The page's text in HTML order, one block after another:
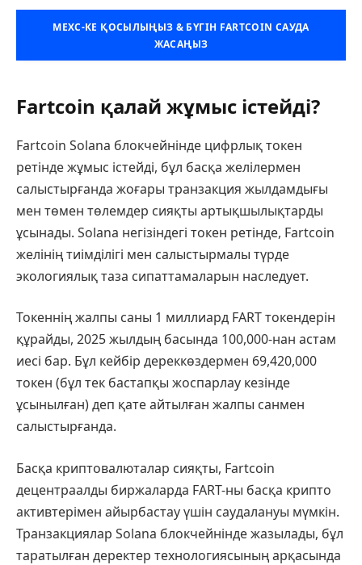
MEXC-КЕ ҚОСЫЛЫҢЫЗ & БҮГІН FARTCOIN САУДА
ЖАСАҢЫЗ
Fartcoin қалай жұмыс істейді?
Fartcoin Solana блокчейнінде цифрлық токен
ретінде жұмыс істейді, бұл басқа желілермен
салыстырғанда жоғары транзакция жылдамдығы
мен төмен төлемдер сияқты артықшылықтарды
ұсынады. Solana негізіндегі токен ретінде, Fartcoin
желінің тиімділігі мен салыстырмалы түрде
экологиялық таза сипаттамаларын наследует.
Токеннің жалпы саны 1 миллиард FART токендерін
құрайды, 2025 жылдың басында 100,000-нан астам
иесі бар. Бұл кейбір дереккөздермен 69,420,000
токен (бұл тек бастапқы жоспарлау кезінде
ұсынылған) деп қате айтылған жалпы санмен
салыстырғанда.
Басқа криптовалюталар сияқты, Fartcoin
децентраалды биржаларда FART-ны басқа крипто
активтерімен айырбастау үшін саудалануы мүмкін.
Транзакциялар Solana блокчейнінде жазылады, бұл
таратылған деректер технологиясының арқасында